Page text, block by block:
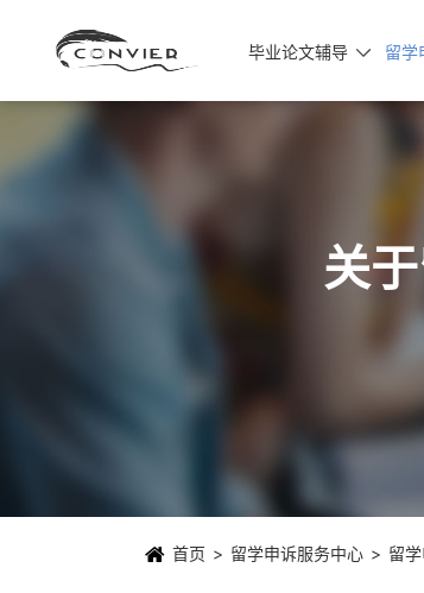
毕业论文辅导  留学
关
首页 留学申诉服务中心 留